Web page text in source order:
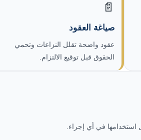
📄
صياغة العقود
عقود واضحة تقلل النزاعات وتحمي
الحقوق قبل توقيع الالتزام.
في أي إجراء.